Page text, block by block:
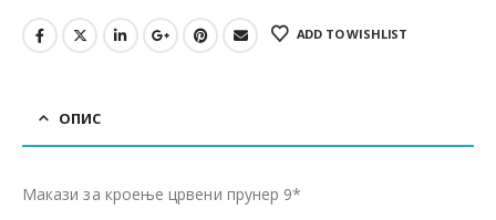
ADD TO WISHLIST
ОПИС
Макази за кроење црвени прунер 9*